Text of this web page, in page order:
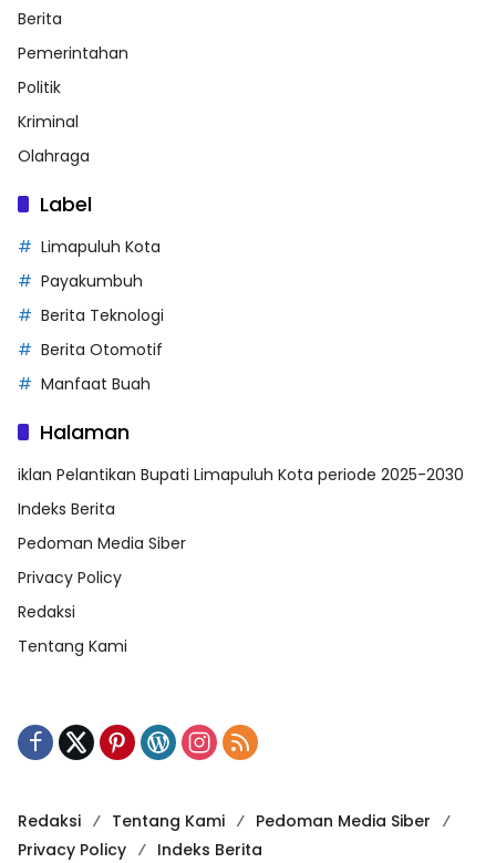
Berita
Pemerintahan
Politik
Kriminal
Olahraga
Label
Limapuluh Kota
Payakumbuh
Berita Teknologi
Berita Otomotif
Manfaat Buah
Halaman
iklan Pelantikan Bupati Limapuluh Kota periode 2025-2030
Indeks Berita
Pedoman Media Siber
Privacy Policy
Redaksi
Tentang Kami
Redaksi Tentang Kami
Pedoman Media Siber
Privacy Policy
Indeks Berita